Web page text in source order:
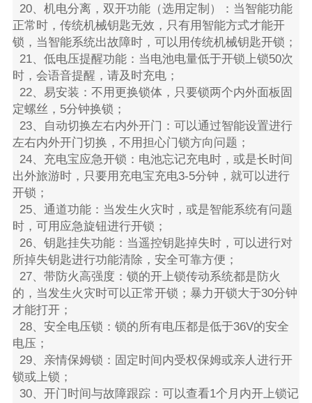
20、机电分离，双开功能（选用定制）：当智能功能
正常时，传统机械钥匙无效，只有用智能方式才能开
锁，当智能系统出故障时，可以用传统机械钥匙开锁；
21、低电压提醒功能：当电池电量低于开锁上锁50次
时，会语音提醒，请及时充电；
22、易安装：不用更换锁体，只要锁两个内外面板固
定螺丝，5分钟换锁；
23、自动切换左右内外开门：可以通过智能设置进行
左右内外开门切换，不用担心门锁方向问题；
24、充电宝应急开锁：电池忘记充电时，或是长时间
出外旅游时，只要用充电宝充电3-5分钟，就可以进行
开锁；
25、通道功能：当发生火灾时，或是智能系统有问题
时，可用应急旋钮进行开锁；
26、钥匙挂失功能：当遥控钥匙掉失时，可以进行对
所掉失钥匙进行功能清除，安全可靠方便；
27、带防火高强度：锁的开上锁传动系统都是防火
的，当发生火灾时可以正常开锁；暴力开锁大于30分钟
才能打开；
28、安全电压锁：锁的所有电压都是低于36V的安全
电压；
29、亲情保姆锁：固定时间内受权保姆或亲人进行开
锁或上锁；
30、开门时间与故障跟踪：可以查看1个月内开上锁记